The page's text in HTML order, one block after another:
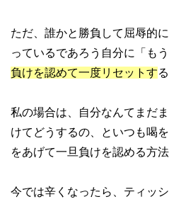
ただ、誰かと勝負して屈辱的
っているであろう自分に「も
負けを認めて一度リセットす
私の場合は、自分なんてまだ
けてどうするの、といつも喝
をあげて一旦負けを認める方
今では辛くなったら、ティッ